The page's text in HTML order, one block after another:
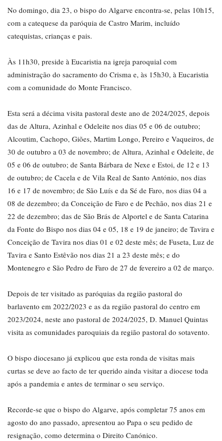
No domingo, dia 23, o bispo do Algarve encontra-se, pelas 10h15,
com a catequese da paróquia de Castro Marim, incluído
catequistas, crianças e pais.
Às 11h30, preside à Eucaristia na igreja paroquial com
administração do sacramento do Crisma e, às 15h30, à Eucaristia
com a comunidade do Monte Francisco.
Esta será a décima visita pastoral deste ano de 2024/2025, depois
das de Altura, Azinhal e Odeleite nos dias 05 e 06 de outubro;
Alcoutim, Cachopo, Giões, Martim Longo, Pereiro e Vaqueiros, de
30 de outubro a 03 de novembro; de Altura, Azinhal e Odeleite, de
05 e 06 de outubro; de Santa Bárbara de Nexe e Estoi, de 12 e 13
de outubro; de Cacela e de Vila Real de Santo António, nos dias
16 e 17 de novembro; de São Luís e da Sé de Faro, nos dias 04 a
08 de dezembro; da Conceição de Faro e de Pechão, nos dias 21 e
22 de dezembro; das de São Brás de Alportel e de Santa Catarina
da Fonte do Bispo nos dias 04 e 05, 18 e 19 de janeiro; de Tavira e
Conceição de Tavira nos dias 01 e 02 deste mês; de Fuseta, Luz de
Tavira e Santo Estêvão nos dias 21 a 23 deste mês; e do
Montenegro e São Pedro de Faro de 27 de fevereiro a 02 de março.
Depois de ter visitado as paróquias da região pastoral do
barlavento em 2022/2023 e as da região pastoral do centro em
2023/2024, neste ano pastoral de 2024/2025, D. Manuel Quintas
visita as comunidades paroquiais da região pastoral do sotavento.
O bispo diocesano já explicou que esta ronda de visitas mais
curtas se deve ao facto de ter querido ainda visitar a diocese toda
após a pandemia e antes de terminar o seu serviço.
Recorde-se que o bispo do Algarve, após completar 75 anos em
agosto do ano passado, apresentou ao Papa o seu pedido de
resignação, como determina o Direito Canónico.